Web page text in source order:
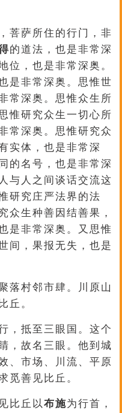
菩萨所住的行门，非
的道法，也是非常深
位，也是非常深奥。
是非常深奥。思惟世
常深奥。思惟众生所
惟研究众生一切心所
常深奥。思惟研究众
实体，也是非常深
的名号，也是非常深
与人之间谈话交流这
研究庄严法界的法
众生种善因结善果，
是非常深奥。又思惟
间，果报无失，也是
落村邻市肆。川原山
丘。
，抵至三眼国。这个
，故名三眼。他到城
、市场、川流、平原
觅善见比丘。
比丘以布施为行首，